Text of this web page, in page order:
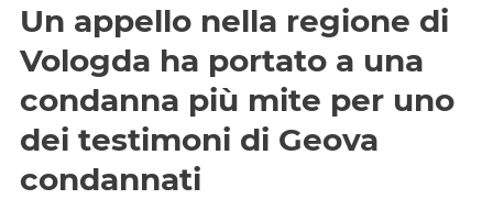
Un appello nella regione di
Vologda ha portato a una
condanna più mite per uno
dei testimoni di Geova
condannati